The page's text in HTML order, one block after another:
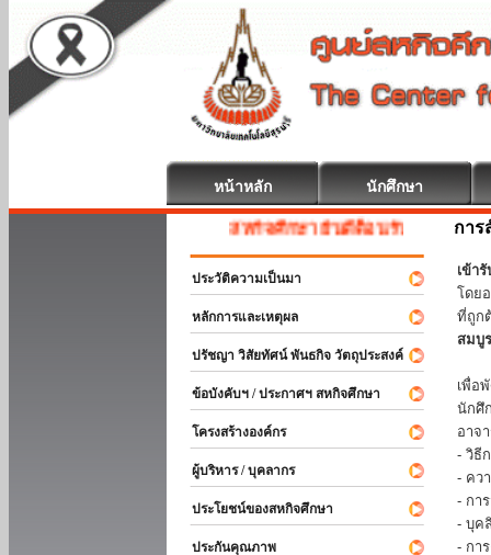
หน้าหลัก นักศึกษา
สหกิจศึกษา ยินดีต้อนรับ
ประวัติความเป็นมา
หลักการและเหตุผล
ปรัชญา วิสัยทัศน์ พันธกิจ วัตถุประสงค์
ข้อบังคับฯ / ประกาศฯ สหกิจศึกษา
โครงสร้างองค์กร
ผู้บริหาร / บุคลากร
ประโยชน์ของสหกิจศึกษา
ประกันคุณภาพ
การ
เข้า
โดย
ที่ถูก
สมบู
เพื่อ
นักศึ
อาจ
- วิธี
- คว
- กา
- บุค
- กา